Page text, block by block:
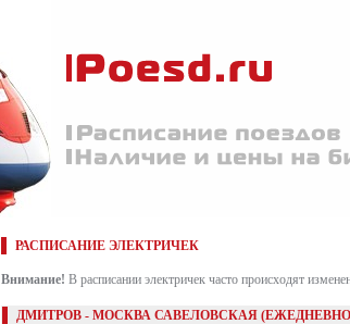
РАСПИСАНИЕ ЭЛЕКТРИЧЕК
Внимание! В расписании электричек часто происходят
ДМИТРОВ - МОСКВА САВЕЛОВСКАЯ